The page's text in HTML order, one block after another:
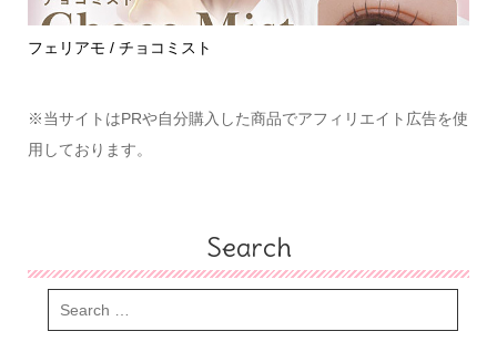
フェリアモ / チョコミスト
※当サイトはPRや自分購入した商品でアフィリエイト広告を使
用しております。
Search